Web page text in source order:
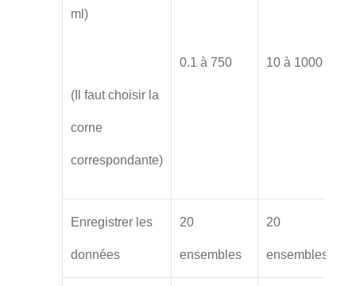
ml)
(Il faut choisir la
corne
correspondante)
0.1 à 750 10 à 1000
Enregistrer les
données
20
ensembles
20
ensembles